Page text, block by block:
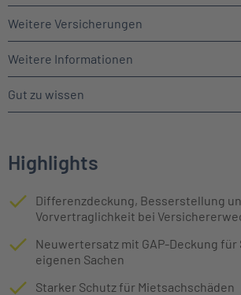
Weitere Versicherungen
Weitere Informationen
Gut zu wissen
Highlights
Differenzdeckung, Besserstellung
Vorvertraglichkeit bei
Neuwertersatz mit GAP-Deckung für
eigenen Sachen
Starker Schutz für Mietsachschäden